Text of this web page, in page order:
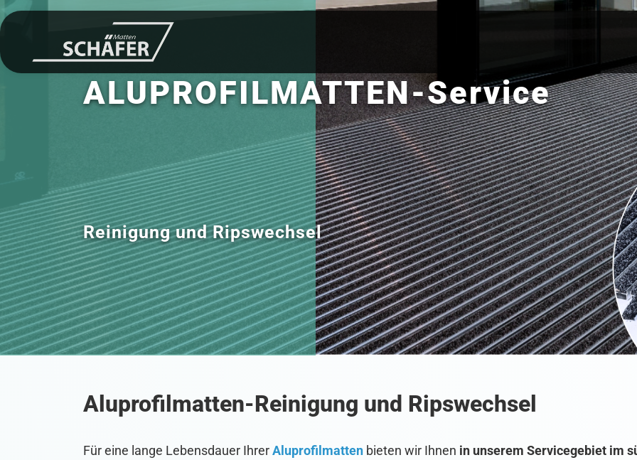
ALUPROFILMATTEN-Service
Reinigung und Ripswechsel
Aluprofilmatten-Reinigung und Ripswechsel
Für eine lange Lebensdauer IhrerAluprofilmatten bieten wir Ihnen in unserem Servicegebiet im